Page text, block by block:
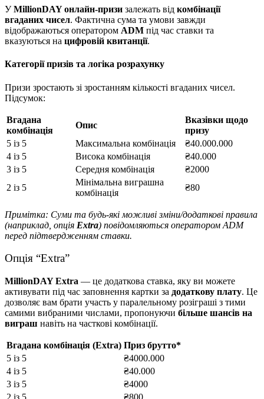
УMillionDAY онлайн-призи залежать від комбінації
вгаданих чисел. Фактична сума та умови завжди
відображаються оператором ADM під час ставки та
вказуються на цифровій квитанції.
Категорії призів та логіка розрахунку
Призи зростають зі зростанням кількості вгаданих чисел.
Підсумок:
Вгадана
комбінація
Опис
Вказівки щодо
призу
5 із 5
Максимальна комбінація
₴40.000.000
4 із 5
Висока комбінація
₴40.000
3 із 5
Середня комбінація
₴2000
2 із 5
Мінімальна виграшна
комбінація
₴80
Примітка: Суми та будь-які можливі зміни/додаткові правила
(наприклад, опція Extra) повідомляються оператором ADM
перед підтвердженням ставки.
Опція “Extra”
MillionDAY Extra — це додаткова ставка, яку ви можете
активувати під час заповнення картки за додаткову плату. Це
дозволяє вам брати участь у паралельному розіграші з тими
самими вибраними числами, пропонуючи більше шансів на
виграш навіть на часткові комбінації.
Вгадана комбінація (Extra) Приз брутто*
5 із 5
₴4000.000
4 із 5
₴40.000
3 із 5
₴4000
2 із 5
₴800